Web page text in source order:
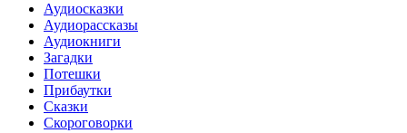
Аудиосказки
Аудиорассказы
Аудиокниги
Загадки
Потешки
Прибаутки
Сказки
Скороговорки